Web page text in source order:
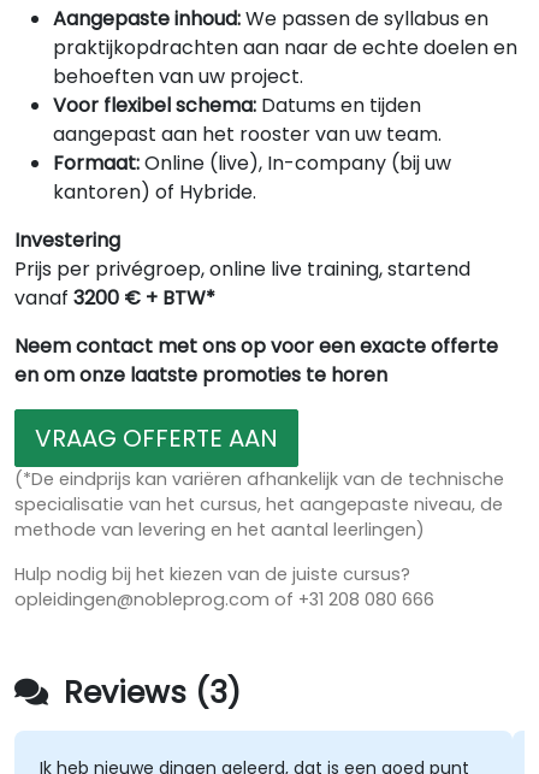
Aangepaste inhoud:We passen de syllabus en
praktijkopdrachten aan naar de echte doelen en
behoeften van uw project.
Voor flexibel schema: Datums en tijden
aangepast aan het rooster van uw team.
Formaat:Online (live), In-company (bij uw
kantoren) of Hybride.
Investering
Prijs per privégroep, online live training, startend
vanaf 3200 € + BTW*
Neem contact met ons op voor een exacte offerte
en om onze laatste promoties te horen
VRAAG OFFERTE AAN
(*De eindprijs kan variëren afhankelijk van de technische
specialisatie van het cursus, het aangepaste niveau, de
methode van levering en het aantal leerlingen)
Hulp nodig bij het kiezen van de juiste cursus?
opleidingen@nobleprog.com of +31 208 080 666
Reviews (3)
Ik heb nieuwe dingen geleerd, dat is een goed punt